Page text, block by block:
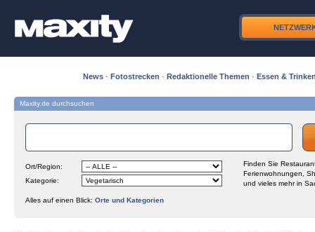
News · Fotostrecken · Redaktionelle Themen · Essen &
Maxity.de durchsuchen
Ort/Region:
Kategorie:
Finden Sie
Ferienwohnungen,
und vieles mehr in
Alles auf einen Blick: Orte und Kategorien